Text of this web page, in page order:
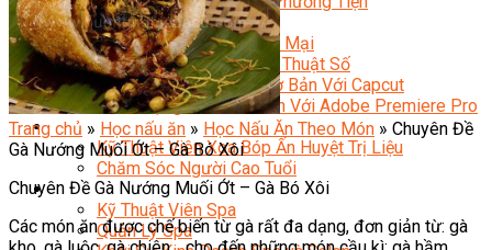
Media Production
Nhiếp Ảnh Thương Mại
Sản Xuất Phim Kỹ Thuật Số
Biên Tập Video Cơ Bản Với Capcut
Dựng Phim Cơ Bản Với Adobe Premiere Pro
Sức Khỏe
Kỹ Thuật Viên Xoa Bóp Ấn Huyệt Trị Liệu
Chăm Sóc Người Cao Tuổi
Sắc Đẹp
Kỹ Thuật Viên Spa
Quản Lý Spa
Trang chủ » Học nấu ăn » Học Nấu Ăn Theo Món » Chuyên Đề
Gà Nướng Muối Ớt – Gà Bó Xôi
Chuyên Đề Gà Nướng Muối Ớt – Gà Bó Xôi
Các món ăn được chế biến từ gà rất đa dạng, đơn giản từ: gà